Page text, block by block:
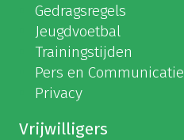
Gedragsregels
Jeugdvoetbal
Trainingstijden
Pers en Communicatie
Privacy
Vrijwilligers